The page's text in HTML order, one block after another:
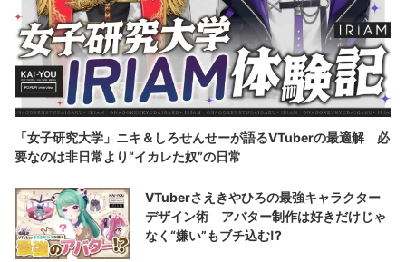
「女子研究大学」ニキ＆しろせんせーが語るVTuberの最適解 必
要なのは非日常より“イカレた奴”の日常
VTuberさえきやひろの最強キャラクター
デザイン術 アバター制作は好きだけじゃ
なく“嫌い”もブチ込む!?